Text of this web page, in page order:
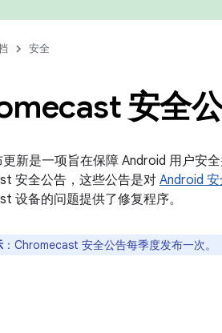
安全
安全
新是一项旨在保障 Android 用户安
安全公告，这些公告是对 Android
设备的问题提供了修复程序。
：Chromecast 安全公告每季度发布一次。